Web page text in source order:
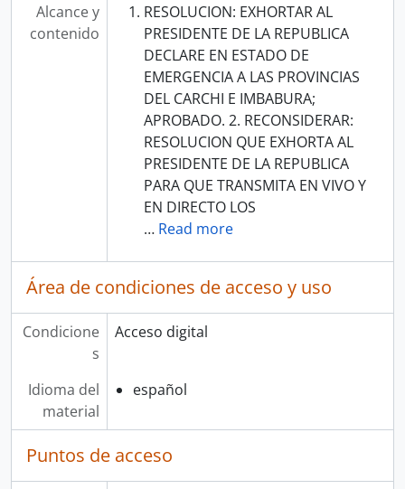
Alcance y
contenido
RESOLUCION: EXHORTAR AL
PRESIDENTE DE LA REPUBLICA
DECLARE EN ESTADO DE
EMERGENCIA A LAS PROVINCIAS
DEL CARCHI E IMBABURA;
APROBADO. 2. RECONSIDERAR:
RESOLUCION QUE EXHORTA AL
PRESIDENTE DE LA REPUBLICA
PARA QUE TRANSMITA EN VIVO Y
EN DIRECTO LOS
… Read more
Área de condiciones de acceso y uso
Condicione
s
Acceso digital
Idioma del
material
español
Puntos de acceso